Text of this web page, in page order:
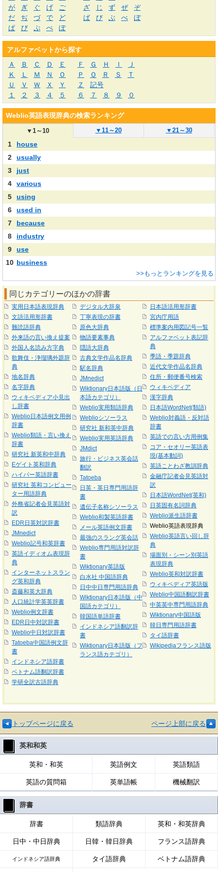
が
ぎ ぐ げ ご ざ じ ず ぜ
ぞ
だ
ぢ づ で ど ば び ぶ べ
ぼ
ぱ
ぴ ぷ ぺ ぽ
アルファベットから探す
Ａ
Ｂ Ｃ Ｄ Ｅ Ｆ Ｇ Ｈ Ｉ
Ｊ
Ｋ
Ｌ Ｍ Ｎ Ｏ Ｐ Ｑ Ｒ Ｓ
Ｔ
Ｕ
Ｖ Ｗ Ｘ Ｙ Ｚ
記号
１
２ ３ ４ ５ ６ ７ ８ ９ ０
Weblio英語表現辞典の検索ランキング
▼1～10 ▼ 11～20 ▼ 21～30
1
house
2
usually
3
just
4
various
5
using
6
used in
7
because
8
industry
9
use
10 business
>>もっとランキングを見る
同じカテゴリーのほかの辞書
実用日本語表現辞典
文語活用形辞書
難読語辞典
外来語の言い換え提案
外国人名読み方字典
歌舞伎・浄瑠璃外題辞
典
地名辞典
名字辞典
ウィキペディア小見出
し辞書
Weblio日本語例文用例
辞書
Weblio類語・言い換え
辞書
研究社 新英和中辞典
Eゲイト英和辞典
ハイパー英語辞書
研究社 英和コンピュー
ター用語辞典
外務省記者会見英語対
訳
EDR日英対訳辞書
JMnedict
Weblio記号和英辞書
英語イディオム表現辞
典
インターネットスラン
グ英和辞典
斎藤和英大辞典
人口統計学英英辞書
Weblio例文辞書
EDR日中対訳辞書
Weblio中日対訳辞書
Tatoeba中国語例文辞
書
インドネシア語辞書
ベトナム語翻訳辞書
学研全訳古語辞典
デジタル大辞泉
丁寧表現の辞書
原色大辞典
物語要素事典
隠語大辞典
古典文学作品名辞典
駅名辞典
JMnedict
Wiktionary日本語版（日
本語カテゴリ）
Weblio実用類語辞典
Weblioシソーラス
研究社 新和英中辞典
Weblio実用英語辞典
JMdict
旅行・ビジネス英会話
翻訳
Tatoeba
日英・英日専門用語辞
書
遺伝子名称シソーラス
Weblio和製英語辞書
メール英語例文辞書
最強のスラング英会話
Weblio専門用語対訳辞
書
Wiktionary英語版
白水社 中国語辞典
日中中日専門用語辞典
Wiktionary日本語版（中
国語カテゴリ）
韓国語単語辞書
インドネシア語翻訳辞
書
Wiktionary日本語版（フ
ランス語カテゴリ）
日本語活用形辞書
宮内庁用語
標準案内用図記号一覧
アルファベット表記辞
典
季語・季題辞典
近代文学作品名辞典
住所・郵便番号検索
ウィキペディア
漢字辞典
日本語WordNet(類語)
Weblio対義語・反対語
辞書
英語での言い方用例集
コア・セオリー英語表
現(基本動詞)
英語ことわざ教訓辞典
金融庁記者会見英語対
訳
日本語WordNet(英和)
日英固有名詞辞典
Weblio派生語辞書
Weblio英語表現辞典
Weblio英語言い回し辞
典
場面別・シーン別英語
表現辞典
Weblio英和対訳辞書
ウィキペディア英語版
Weblio中国語翻訳辞書
中英英中専門用語辞典
Wiktionary中国語版
韓日専門用語辞書
タイ語辞書
Wikipediaフランス語版
トップページに戻る ページ上部に戻る
英和和英
英和・和英 英語例文 英語類語
英語の質問箱 英単語帳 機械翻訳
辞書
辞書 類語辞典 英和・和英辞典
日中・中日辞典 日韓・韓日辞典 フランス語辞典
インドネシア語辞典 タイ語辞典 ベトナム語辞典